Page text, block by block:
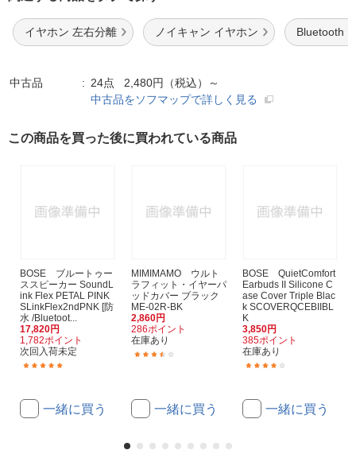
イヤホン 左右分離 ノイキャン イヤホン Bluetooth
中古品
24点 2,480円（税込）～
中古品をソフマップで詳しく見る
この商品を買った後に買われている商品
BOSE ブルートゥー
ススピーカー SoundL
ink Flex PETAL PINK
SLinkFlex2ndPNK [防
水 /Bluetoot...
17,820円
1,782ポイント
次回入荷未定
一緒に買う
MIMIMAMO ウルト
ラフィット・イヤーパ
ッドカバー ブラック
ME-02R-BK
2,860円
286ポイント
在庫あり
一緒に買う
BOSE QuietComfort
Earbuds II Silicone C
ase Cover Triple Blac
k SCOVERQCEBIIBL
K
3,850円
385ポイント
在庫あり
一緒に買う